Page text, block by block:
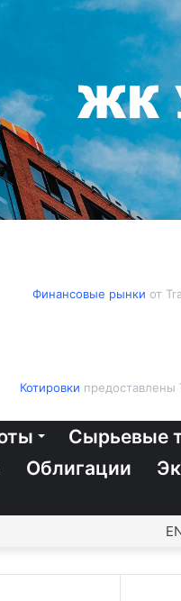
Финансовые рынки от
Котировки предоставлены
Сырьевые
Облигации